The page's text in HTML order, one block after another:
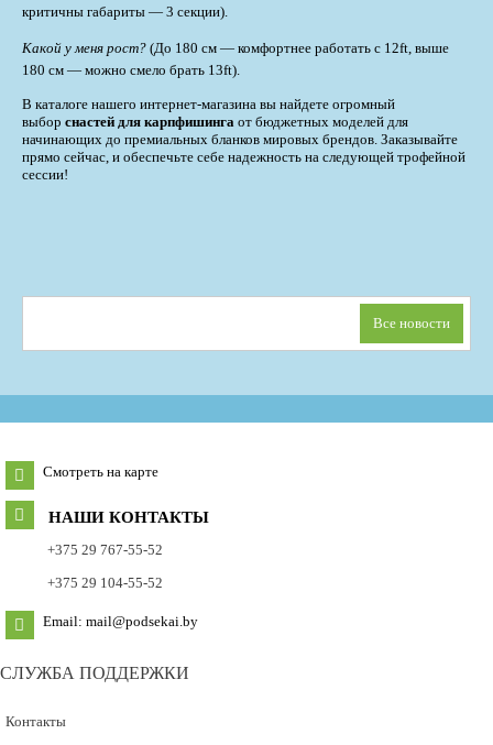
критичны габариты — 3 секции).
Какой у меня рост? (До 180 см — комфортнее работать с 12ft, выше
180 см — можно смело брать 13ft).
В каталоге нашего интернет-магазина вы найдете огромный
выбор снастей для карпфишинга от бюджетных моделей для
начинающих до премиальных бланков мировых брендов. Заказывайте
прямо сейчас, и обеспечьте себе надежность на следующей трофейной
сессии!
Все новости
Смотреть на карте
НАШИ КОНТАКТЫ
+375 29 767-55-52
+375 29 104-55-52
Email: mail@podsekai.by
СЛУЖБА ПОДДЕРЖКИ
Контакты